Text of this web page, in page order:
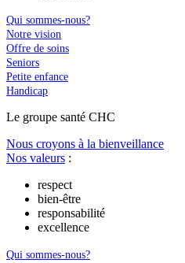
Qui sommes-nous?
Notre vision
Offre de soins
Seniors
Petite enfance
Handicap
Le groupe santé CHC
Nous croyons à la bienveillance
Nos valeurs :
respect
bien-être
responsabilité
excellence
Qui sommes-nous?